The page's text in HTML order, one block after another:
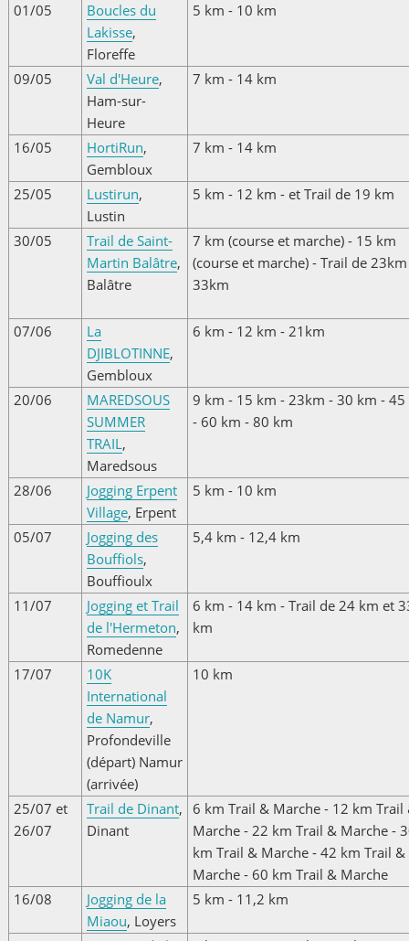
01/05
Boucles du
Lakisse,
Floreffe
5 km - 10 km
09/05 Val d'Heure,
Ham-sur-
Heure
7 km - 14 km
16/05 HortiRun,
Gembloux
7 km - 14 km
25/05 Lustirun,
Lustin
5 km - 12 km - et Trail de 19 km
30/05
Trail de Saint-
Martin Balâtre,
Balâtre
7 km (course et marche) - 15 km
(course et marche) - Trail de
33km
07/06
La
DJIBLOTINNE,
Gembloux
6 km - 12 km - 21km
20/06
MAREDSOUS
SUMMER
TRAIL,
Maredsous
9 km - 15 km - 23km - 30 km -
- 60 km - 80 km
28/06
Jogging Erpent
Village, Erpent
5 km - 10 km
05/07
Jogging des
Bouffiols,
Bouffioulx
5,4 km - 12,4 km
11/07
Jogging et Trail
de l'Hermeton,
Romedenne
6 km - 14 km - Trail de 24 km et
km
17/07
10K
International
de Namur,
Profondeville
(départ) Namur
(arrivée)
10 km
25/07 et
26/07
Trail de Dinant,
Dinant
6 km Trail & Marche - 12 km Trail
Marche - 22 km Trail & Marche -
km Trail & Marche - 42 km Trail &
Marche - 60 km Trail & Marche
16/08
Jogging de la
Miaou, Loyers
5 km - 11,2 km